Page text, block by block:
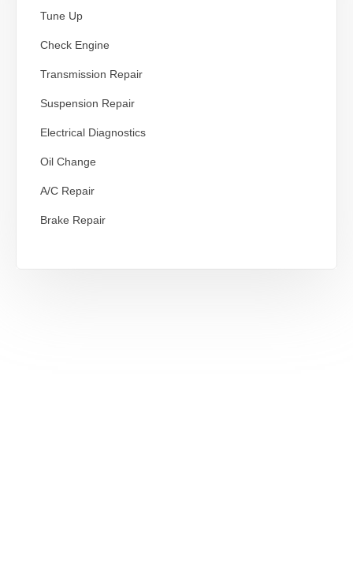
Tune Up
Check Engine
Transmission Repair
Suspension Repair
Electrical Diagnostics
Oil Change
A/C Repair
Brake Repair